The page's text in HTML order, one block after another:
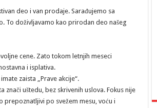
deo i van prodaje. Sarađujemo sa
To doživljavamo kao prirodan deo našeg
cene. Zato tokom letnjih meseci
i isplativa.
zaista „Prave akcije“.
znači uštedu, bez skrivenih uslova. Fokus nije
po svežem mesu, voću i